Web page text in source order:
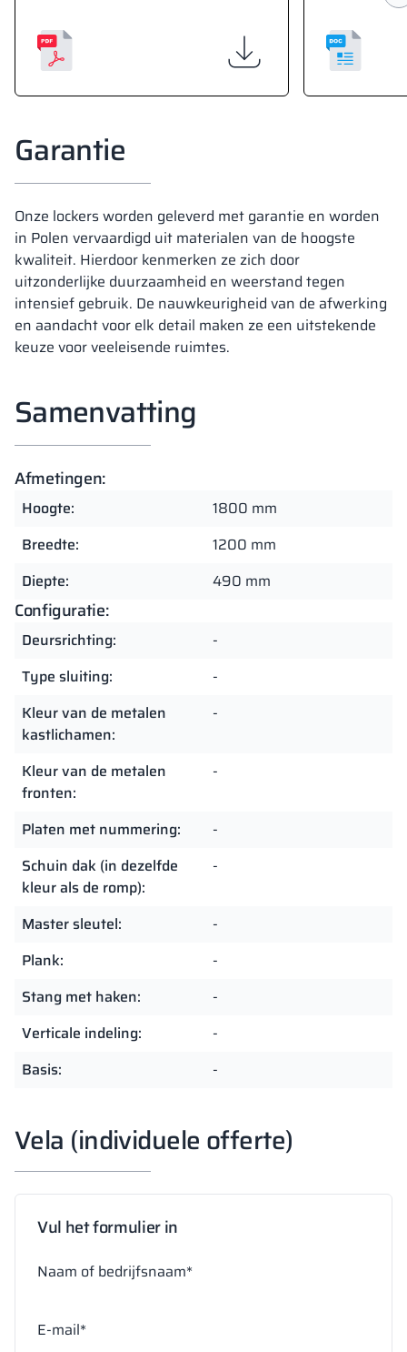
Garantie
Onze lockers worden geleverd met garantie en worden
in Polen vervaardigd uit materialen van de hoogste
kwaliteit. Hierdoor kenmerken ze zich door
uitzonderlijke duurzaamheid en weerstand tegen
intensief gebruik. De nauwkeurigheid van de afwerking
en aandacht voor elk detail maken ze een uitstekende
keuze voor veeleisende ruimtes.
Samenvatting
Afmetingen:
Hoogte:
1800 mm
Breedte:
1200 mm
Diepte:
490 mm
Configuratie:
Deursrichting:
-
Type sluiting:
-
Kleur van de metalen
kastlichamen:
-
Kleur van de metalen
fronten:
-
Platen met nummering:
-
Schuin dak (in dezelfde
kleur als de romp):
-
Master sleutel:
-
Plank:
-
Stang met haken:
-
Verticale indeling:
-
Basis:
-
Vela (individuele offerte)
Vul het formulier in
Naam of bedrijfsnaam*
E-mail*